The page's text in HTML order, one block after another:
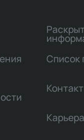
Список
Карьера